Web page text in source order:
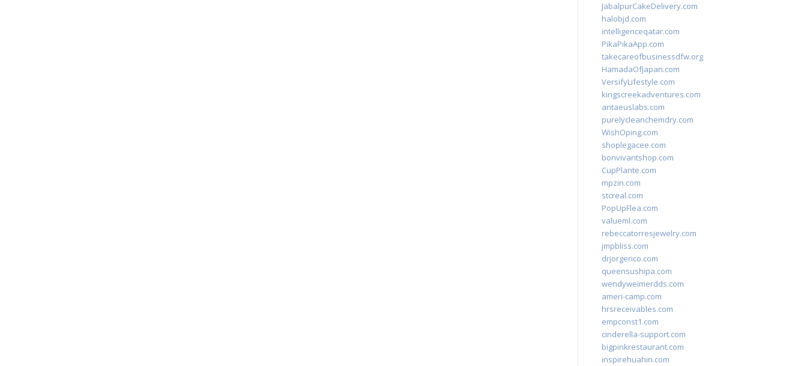
JabalpurCakeDelivery.com
halobjd.com
intelligenceqatar.com
PikaPikaApp.com
takecareofbusinessdfw.org
HamadaOfJapan.com
VersifyLifestyle.com
kingscreekadventures.com
antaeuslabs.com
purelycleanchemdry.com
WishOping.com
shoplegacee.com
bonvivantshop.com
CupPlante.com
mpzin.com
stcreal.com
PopUpFlea.com
valueml.com
rebeccatorresjewelry.com
jmpbliss.com
drjorgerico.com
queensushipa.com
wendyweimerdds.com
ameri-camp.com
hrsreceivables.com
empconst1.com
cinderella-support.com
bigpinkrestaurant.com
inspirehuahin.com